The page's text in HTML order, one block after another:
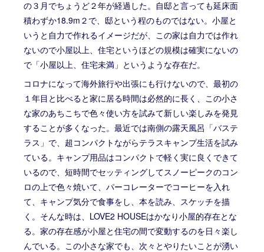
の３月でちょうど２年が経過した。自邸と言っても延床面
積わずか18.9m２で、邸という程のものではない。小屋と
いうと自力で作れるイメージだが、この家は自力では作れ
ないので小屋以上、住宅というほどの規模は確実にないの
で「小屋以上、住宅未満」というような存在だ。
コロナになって海外旅行や出張にも行けないので、最初の
１年目と比べると家に居る時間は必然的に長く、この小さ
な家のあちこちで色々使い方を試みて新しい楽しみを発見
することが多くなった。最近では南側の露天風呂「バステ
ラス」で、超コンパクトながらテラスキャンプ生活を試み
ている。キャンプ用品はコンパクトで軽く実に良くできて
いるので、短時間でセッティングしてスノーピークのコン
ロの上で色々焼いて、パーコレーターでコーヒーを入れ
て、キャンプ気分で食事をし、本を読み、スケッチを描
く。そんな時は、LOVE2 HOUSEはかなり小屋的存在とな
る。家の存在感が小屋と住宅の間で変動するのを日々楽し
んでいる。この小さな家でも、次々とやりたいことが湧い